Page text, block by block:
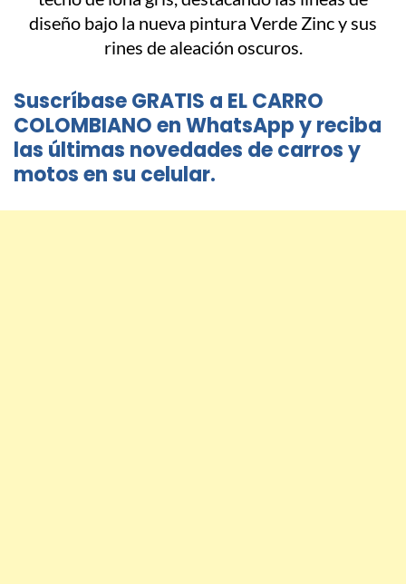
Suscríbase GRATIS a EL CARRO
COLOMBIANO en WhatsApp y reciba
las últimas novedades de carros y
motos en su celular.